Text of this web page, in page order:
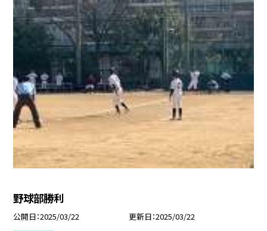
野球部勝利
公開日 2025/03/22 更新日 2025/03/22